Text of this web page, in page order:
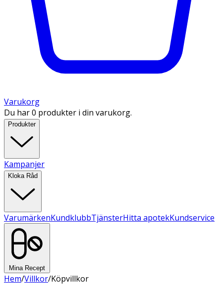
Varukorg
Du har 0 produkter i din varukorg.
Produkter
Kampanjer
Kloka Råd
VarumärkenKundklubbTjänsterHitta apotekKundservice
Mina Recept
Hem/Villkor/Köpvillkor